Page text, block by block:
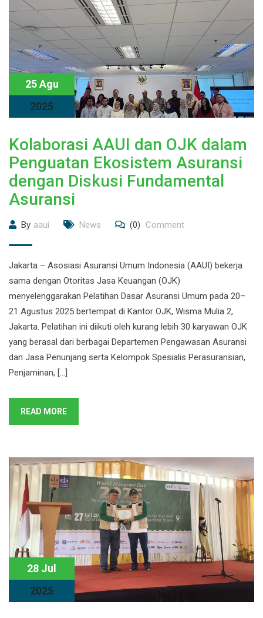
25 Agu
2025
Kolaborasi AAUI dan OJK dalam
Penguatan Ekosistem Asuransi
dengan Diskusi Fundamental
Asuransi
By aaui News (0) Comment
Jakarta – Asosiasi Asuransi Umum Indonesia (AAUI) bekerja
sama dengan Otoritas Jasa Keuangan (OJK)
menyelenggarakan Pelatihan Dasar Asuransi Umum pada 20–
21 Agustus 2025 bertempat di Kantor OJK, Wisma Mulia 2,
Jakarta. Pelatihan ini diikuti oleh kurang lebih 30 karyawan OJK
yang berasal dari berbagai Departemen Pengawasan Asuransi
dan Jasa Penunjang serta Kelompok Spesialis Perasuransian,
Penjaminan, […]
READ MORE
28 Jul
2025